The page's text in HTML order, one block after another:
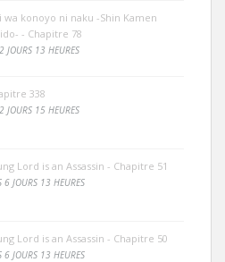
wa konoyo ni naku -Shin Kamen
- Chapitre 78
JOURS 13 HEURES
338
JOURS 15 HEURES
Lord is an Assassin - Chapitre 51
JOURS 13 HEURES
Lord is an Assassin - Chapitre 50
JOURS 13 HEURES